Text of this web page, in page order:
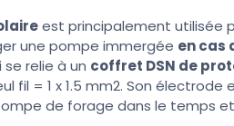
est principalement utilisée
une pompe immergée en cas
relie à un coffret DSN de
fil = 1 x 1.5 mm2. Son
de forage dans le temps